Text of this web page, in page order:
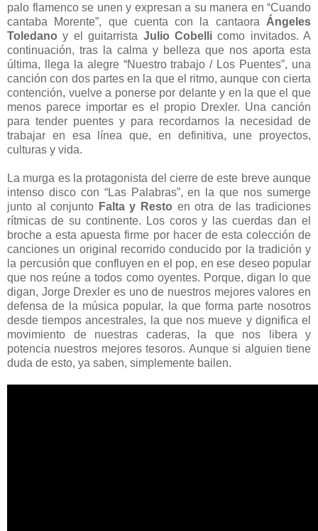
palo flamenco se unen y expresan a su manera en “Cuando
cantaba Morente”, que cuenta con la cantaora Ángeles
Toledano y el guitarrista Julio Cobellicomo invitados. A
continuación, tras la calma y belleza que nos aporta esta
última, llega la alegre “Nuestro trabajo / Los Puentes”, una
canción con dos partes en la que el ritmo, aunque con cierta
contención, vuelve a ponerse por delante y en la que el que
menos parece importar es el propio Drexler. Una canción
para tender puentes y para recordarnos la necesidad de
trabajar en esa línea que, en definitiva, une proyectos,
culturas y vida.
La murga es la protagonista del cierre de este breve aunque
intenso disco con “Las Palabras”, en la que nos sumerge
junto al conjunto Falta y Resto en otra de las tradiciones
rítmicas de su continente. Los coros y las cuerdas dan el
broche a esta apuesta firme por hacer de esta colección de
canciones un original recorrido conducido por la tradición y
la percusión que confluyen en el pop, en ese deseo popular
que nos reúne a todos como oyentes. Porque, digan lo que
digan, Jorge Drexler es uno de nuestros mejores valores en
defensa de la música popular, la que forma parte nosotros
desde tiempos ancestrales, la que nos mueve y dignifica el
movimiento de nuestras caderas, la que nos libera y
potencia nuestros mejores tesoros. Aunque si alguien tiene
duda de esto, ya saben, simplemente bailen.